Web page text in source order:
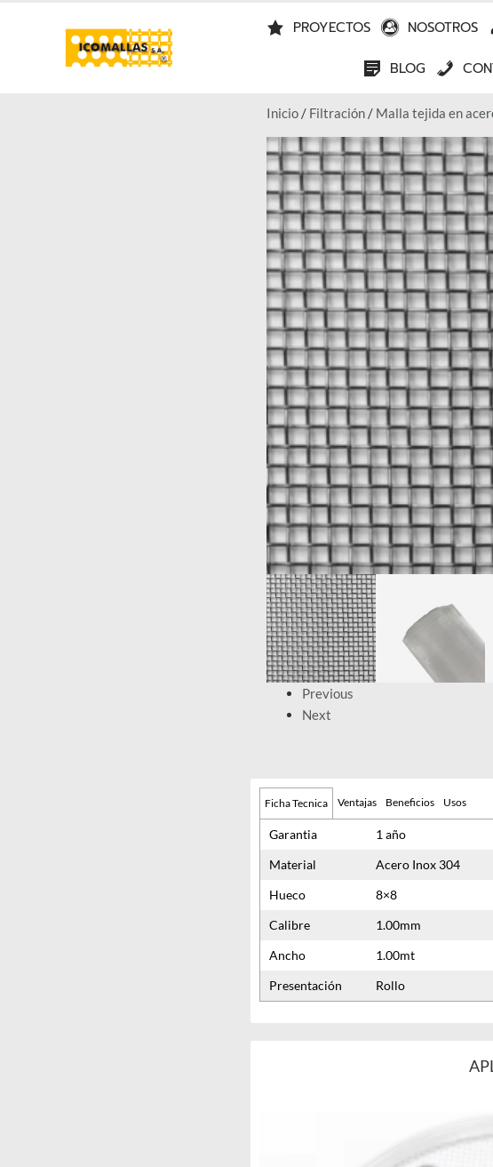
PROYECTOS NOSOTROS
BLOG
Inicio / Filtración / Malla tejida en
Previous
Next
Ficha Tecnica Ventajas Beneficios Usos
Garantia
1 año
Material
Acero Inox 304
Hueco
8×8
Calibre
1.00mm
Ancho
1.00mt
Presentación
Rollo